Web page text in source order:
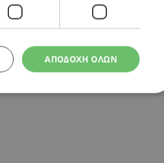
ΑΠΟΔΟΧΗ ΟΛΩΝ